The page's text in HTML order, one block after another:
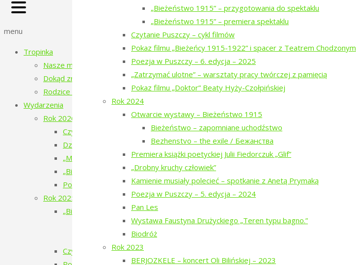
„Bieżeństwo 1915” – przygotowania do spektaklu
„Bieżeństwo 1915” – premiera spektaklu
Czytanie Puszczy – cykl filmów
Pokaz filmu „Bieżeńcy 1915-1922” i spacer z Teatrem Chodzonym
Poezja w Puszczy – 6. edycja – 2025
„Zatrzymać ulotne” – warsztaty pracy twórczej z pamięcią
Pokaz filmu „Doktor” Beaty Hyży-Czołpińskiej
Rok 2024
Otwarcie wystawy – Bieżeństwo 1915
Bieżeństwo – zapomniane uchodźstwo
Bezhenstvo – the exile / Бежанства
Premiera książki poetyckiej Julii Fiedorczuk „Glif”
„Drobny kruchy człowiek”
Kamienie musiały polecieć – spotkanie z Anetą Prymaką
Poezja w Puszczy – 5. edycja – 2024
Pan Les
Wystawa Faustyna Drużyckiego „Teren typu bagno.”
Biodróż
Rok 2023
BERJOZKELE – koncert Oli Bilińskiej – 2023
menu
Tropinka
Nasze miejsce
Dokąd zmierzamy?
Rodzice tropinki
Wydarzenia
Rok 2026
Czytanie Puszczy – filmy o ludziach i Puszczy Białowieskiej (2026)
Dziesiąte urodziny Tropinki
„Mały doktor” w Narewce
„Bieżeństwo 1915. Historie dzieci z Narewki” w trasie
Poezja w Puszczy – 7. edycja – 2026
Rok 2025
„Bieżeństwo 1915” – spektakl teatralny
„Bieżeństwo 1915” – przygotowania do spektaklu
„Bieżeństwo 1915” – premiera spektaklu
Czytanie Puszczy – cykl filmów